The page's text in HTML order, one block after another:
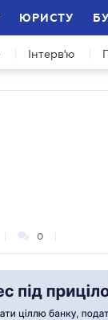
ЮРИСТУ
Інтерв'ю
0